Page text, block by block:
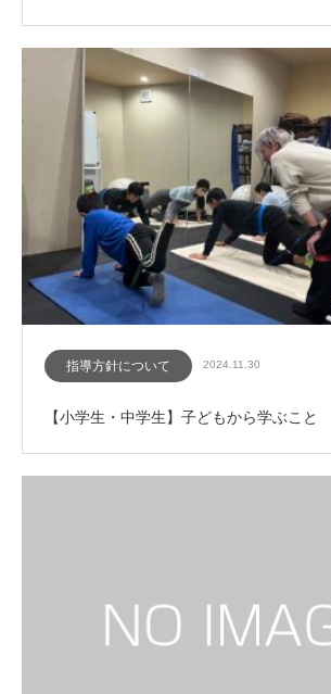
指導方針について 2024.11.30
【小学生・中学生】子どもから学ぶこと